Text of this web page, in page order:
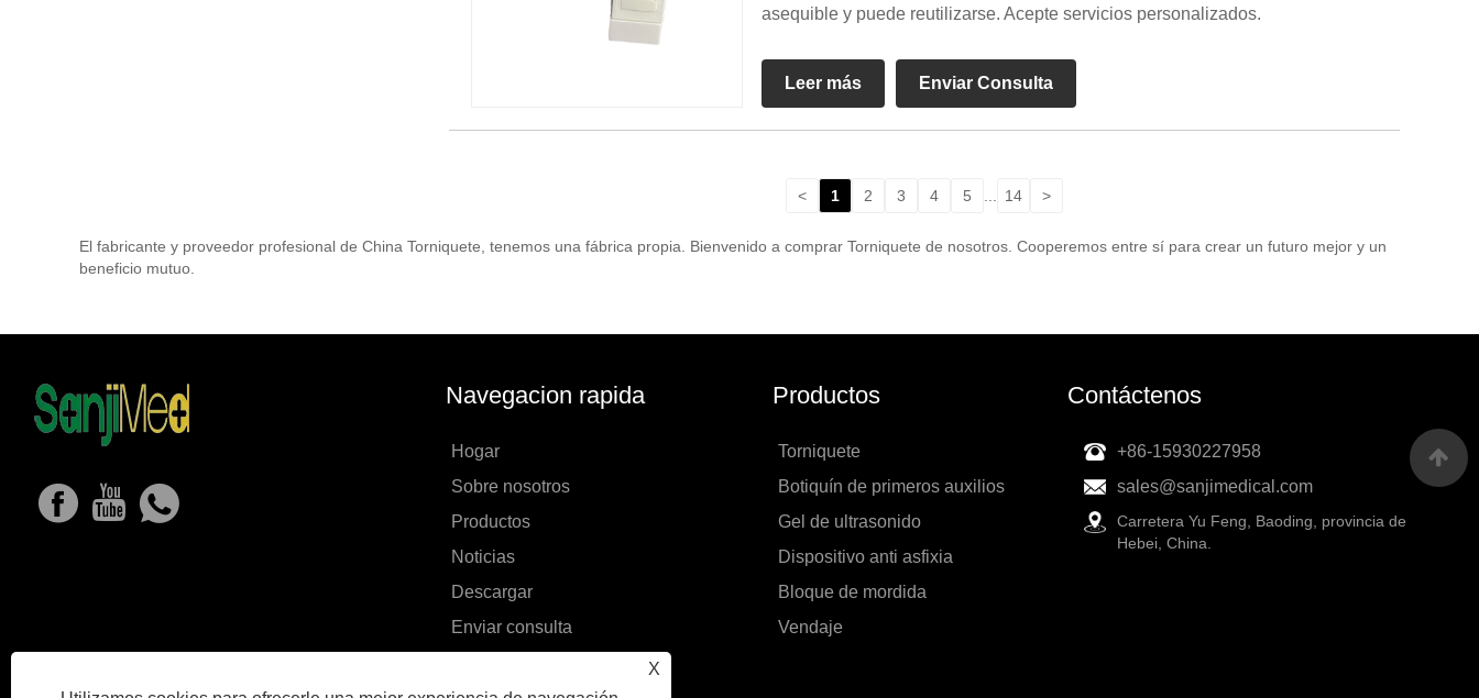
asequible y puede reutilizarse. Acepte servicios personalizados.
Leer más Enviar Consulta
< 1 2 3 4 5 14 >
El fabricante y proveedor profesional de China Torniquete, tenemos una fábrica propia. Bienvenido a comprar Torniquete de nosotros. Cooperemos entre sí para crear un futuro mejor y un
beneficio mutuo.
X
Navegacion rapida
Hogar
Sobre nosotros
Productos
Noticias
Descargar
Enviar consulta
Productos
Torniquete
Botiquín de primeros auxilios
Gel de ultrasonido
Dispositivo anti asfixia
Bloque de mordida
Vendaje
Contáctenos
+86-15930227958
sales@sanjimedical.com
Carretera Yu Feng, Baoding, provincia de
Hebei, China.